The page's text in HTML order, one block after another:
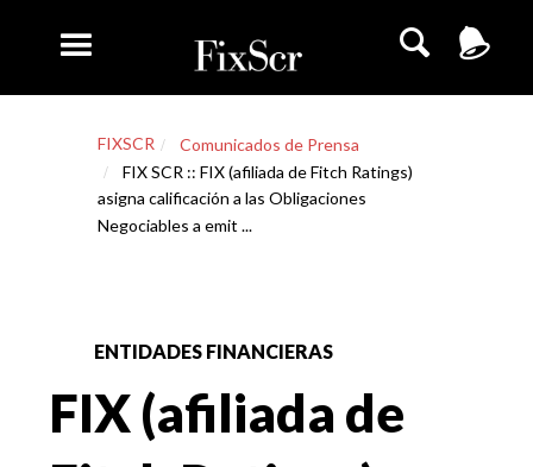
FIXSCR
Comunicados de Prensa
FIX SCR :: FIX (afiliada de Fitch Ratings)
asigna calificación a las Obligaciones
Negociables a emit ...
ENTIDADES FINANCIERAS
FIX (afiliada de